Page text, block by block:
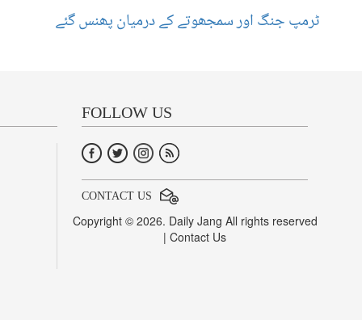
ٹرمپ جنگ اور سمجھوتے کے درمیان پھنس گئے
FOLLOW US
CONTACT US
Copyright © 2026. Daily Jang All rights reserved
| Contact Us